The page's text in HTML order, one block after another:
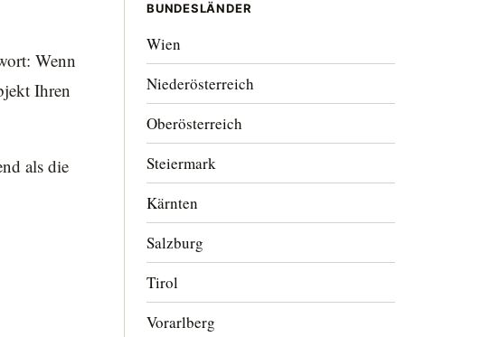
Wenn
Ihren
als die
BUNDESLÄNDER
Wien
Niederösterreich
Oberösterreich
Steiermark
Kärnten
Salzburg
Tirol
Vorarlberg